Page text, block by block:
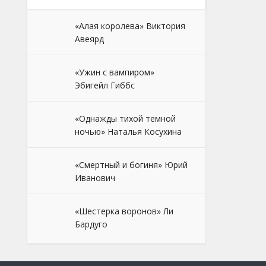
«Алая королева» Виктория
Авеярд
«Ужин с вампиром»
Эбигейл Гиббс
«Однажды тихой темной
ночью» Наталья Косухина
«Смертный и богиня» Юрий
Иванович
«Шестерка воронов» Ли
Бардуго